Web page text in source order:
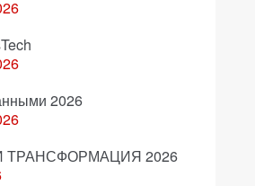
2026
ТРАНСФОРМАЦИЯ 2026